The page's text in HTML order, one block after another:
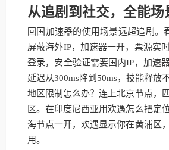
从追剧到社交，全能场
回国加速器的使用场景远超追剧。
屏蔽海外IP，加速器一开，票源实
登录，安全验证需要国内IP，加速
延迟从300ms降到50ms，技能释放
地区限制怎么办？连上北京节点，
区。在印度尼西亚用欢遇怎么把定
海节点一开，欢遇显示你在黄浦区
用。